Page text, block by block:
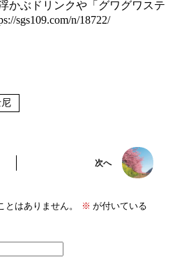
かぶドリンクや「グワグワステ
sgs109.com/n/18722/
次へ
はありません。 ※ が付いている